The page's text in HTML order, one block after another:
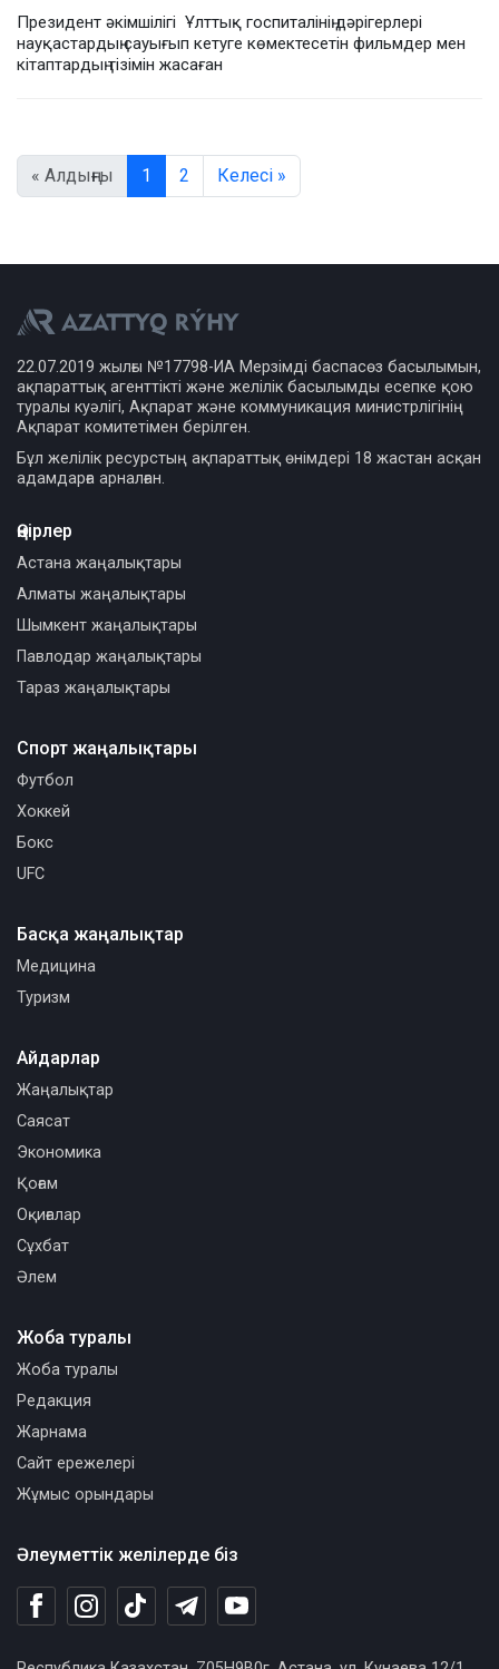
Президент әкімшілігі Ұлттық госпиталінің дәрігерлері
науқастардың сауығып кетуге көмектесетін фильмдер мен
кітаптардың тізімін жасаған
« Алдыңғы 1 2 Келесі »
22.07.2019 жылғы №17798-ИА Мерзімді баспасөз басылымын,
ақпараттық агенттікті және желілік басылымды есепке қою
туралы куәлігі, Ақпарат және коммуникация министрлігінің
Ақпарат комитетімен берілген.
Бұл желілік ресурстың ақпараттық өнімдері 18 жастан асқан
адамдарға арналған.
Өңірлер
Астана жаңалықтары
Алматы жаңалықтары
Шымкент жаңалықтары
Павлодар жаңалықтары
Тараз жаңалықтары
Спорт жаңалықтары
Футбол
Хоккей
Бокс
UFC
Басқа жаңалықтар
Медицина
Туризм
Әлеуметтік желілерде біз
Айдарлар
Жаңалықтар
Саясат
Экономика
Қоғам
Оқиғалар
Сұхбат
Әлем
Жоба туралы
Жоба туралы
Редакция
Жарнама
Сайт ережелері
Жұмыс орындары